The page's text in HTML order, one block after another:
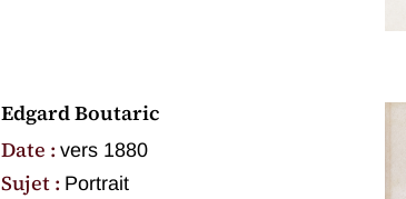
Edgard Boutaric
Date : vers 1880
Sujet : Portrait